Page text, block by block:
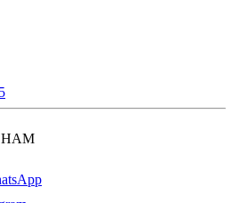
НАМ